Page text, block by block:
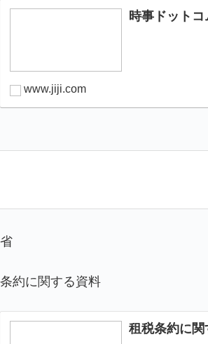
時事ドットコ
www.jiji.com
約に関する資料
租税条約に